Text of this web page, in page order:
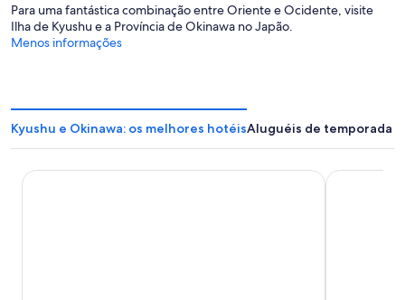
Para uma fantástica combinação entre Oriente e Ocidente, visite
Ilha de Kyushu e a Província de Okinawa no Japão.
Menos informações
Kyushu e Okinawa: os melhores hotéisAluguéis de temporada –
AMANEK Beppu YULA-RE THE